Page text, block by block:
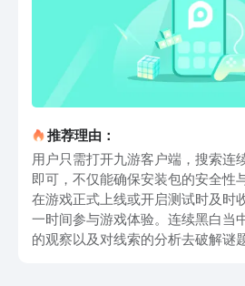
推荐理由：
用户只需打开九游客户端，搜索连
即可，不仅能确保安装包的安全性
在游戏正式上线或开启测试时及时
一时间参与游戏体验。连续黑白当
的观察以及对线索的分析去破解谜